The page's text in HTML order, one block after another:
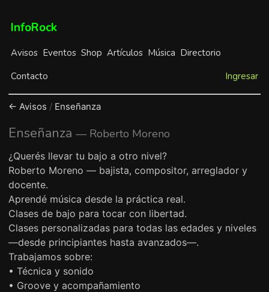
InfoRock
Avisos Eventos Shop Artículos Música Directorio
Contacto
Ingresar
← Avisos / Enseñanza
Enseñanza — Roberto Moreno
¿Querés llevar tu bajo a otro nivel?
Roberto Moreno — bajista, compositor, arreglador y
docente.
Aprendé música desde la práctica real.
Clases de bajo para tocar con libertad.
Clases personalizadas para todas las edades y niveles
—desde principiantes hasta avanzados—.
Trabajamos sobre:
• Técnica y sonido
• Groove y acompañamiento